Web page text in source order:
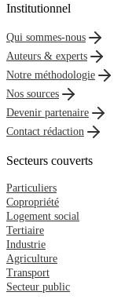
Institutionnel
Qui sommes-nous
Auteurs & experts
Notre méthodologie
Nos sources
Devenir partenaire
Contact rédaction
Secteurs couverts
Particuliers
Copropriété
Logement social
Tertiaire
Industrie
Agriculture
Transport
Secteur public